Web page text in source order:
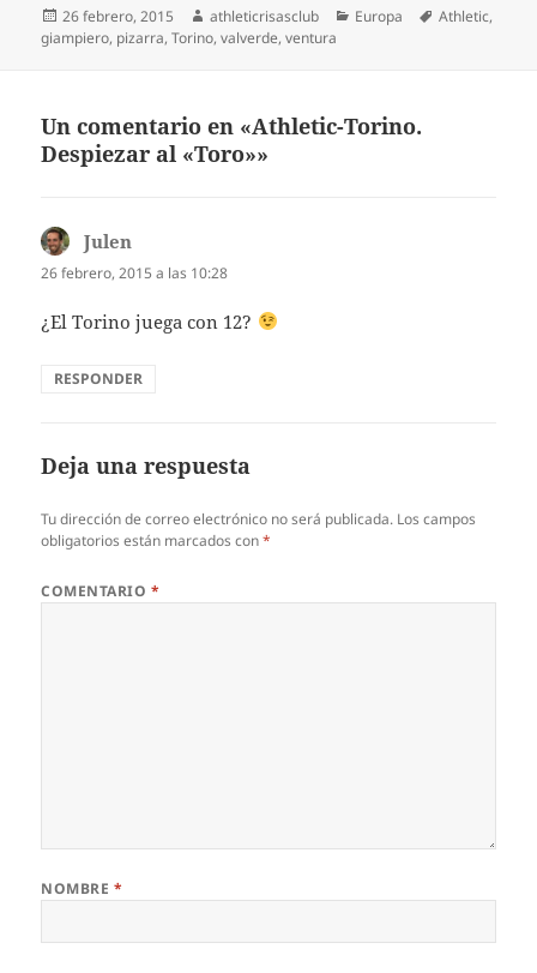
Publicado
el
26 febrero, 2015 Autor
athleticrisasclub Categorías
Europa Etiquetas
Athletic,
giampiero, pizarra,Torino,valverde,ventura
Un comentario en «Athletic-Torino.
Despiezar al «Toro»»
Julen
26 febrero, 2015 a las 10:28
¿El Torino juega con 12?
RESPONDER
Deja una respuesta
Tu dirección de correo electrónico no será publicada. Los campos
obligatorios están marcados con*
COMENTARIO *
NOMBRE *